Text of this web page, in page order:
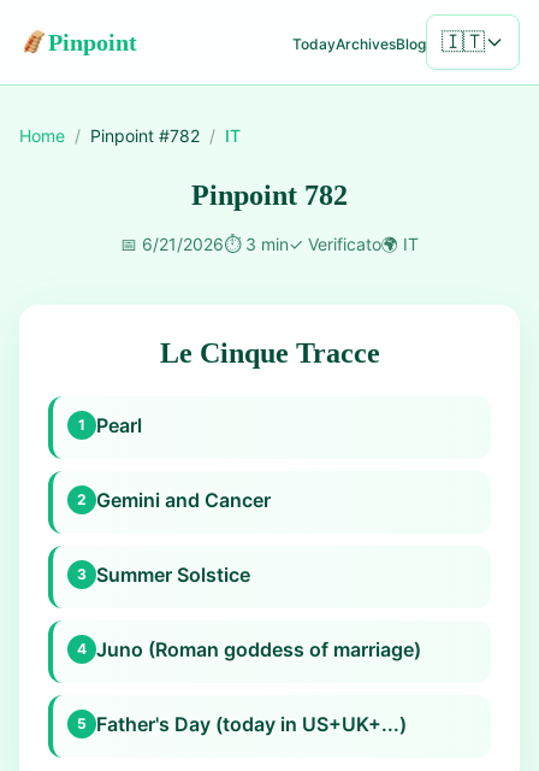
Pinpoint TodayArchivesBlog 🇮🇹
Home / Pinpoint #782 / IT
Pinpoint 782
📅 6/21/2026⏱️ 3 min✓ Verificato🌍 IT
Le Cinque Tracce
1 Pearl
2 Gemini and Cancer
3 Summer Solstice
4 Juno (Roman goddess of marriage)
5 Father's Day (today in US+UK+...)